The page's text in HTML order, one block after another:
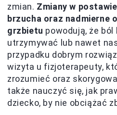
zmian. Zmiany w
brzucha oraz nadmierne
grzbietu powodują, że ból
utrzymywać lub nawet
przypadku dobrym
wizyta u fizjoterapeuty,
zrozumieć oraz
także nauczyć się, jak
dziecko, by nie obciążać